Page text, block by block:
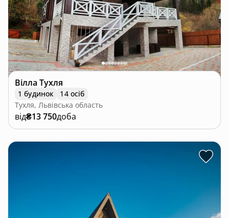
Вілла Тухля
1 будинок
14 осіб
Тухля, Львівська область
від₴13 750доба